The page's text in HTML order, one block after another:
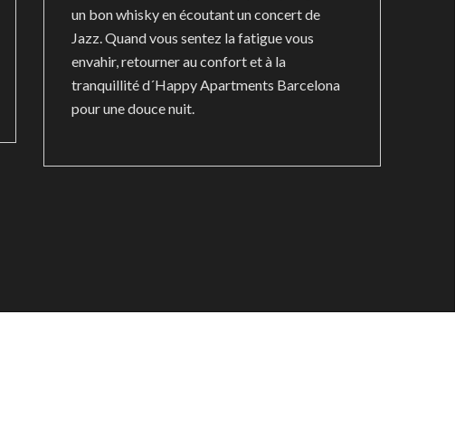
un bon whisky en écoutant un concert de
Jazz. Quand vous sentez la fatigue vous
envahir, retourner au confort et à la
tranquillité d´Happy Apartments Barcelona
pour une douce nuit.